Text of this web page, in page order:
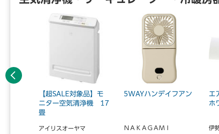
【超SALE対象品】モ
ニター空気清浄機 17
畳
アイリスオーヤマ
5WAYハンデイフアン
ＮＡＫＡＧＡＭＩ
エ
ホ
伊
前へ